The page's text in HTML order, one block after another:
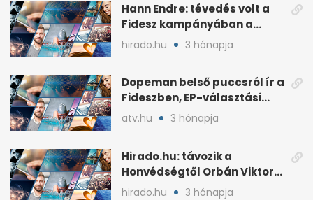
Hann Endre: tévedés volt a
Fidesz kampányában a
háborús veszély
hirado.hu 3 hónapja
Dopeman belső puccsról ír a
Fideszben, EP-választási
árral
atv.hu 3 hónapja
Hirado.hu: távozik a
Honvédségtől Orbán Viktor
fia, Orbán Gáspár
hirado.hu 3 hónapja